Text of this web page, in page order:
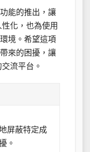
能的推出，讓
化，也為使用
境。希望這項
來的困擾，讓
流平台。
屏蔽特定成
。